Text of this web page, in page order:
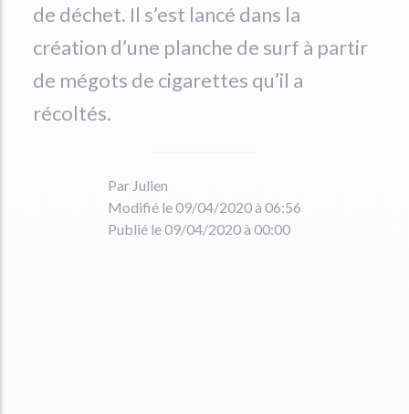
de déchet. Il s’est lancé dans la
création d’une planche de surf à partir
de mégots de cigarettes qu’il a
récoltés.
Par Julien
Modifié le 09/04/2020 à 06:56
Publié le 09/04/2020 à 00:00